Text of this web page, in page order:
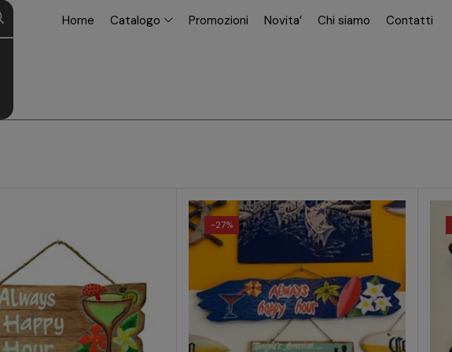
Home Catalogo Promozioni Novita’ Chi siamo Contatti
-27%